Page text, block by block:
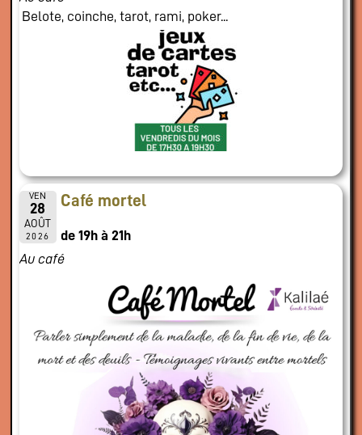
Belote, coinche, tarot, rami, poker...
VEN
28
AOÛT
2026
Café mortel
de 19h à 21h
Au café